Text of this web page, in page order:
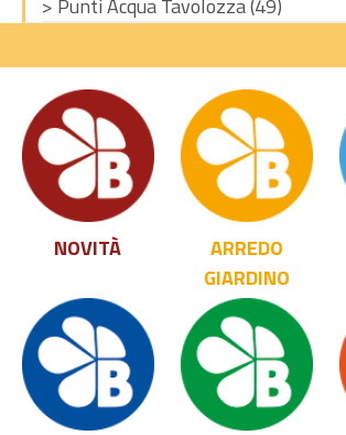
> Punti Acqua Tavolozza (49)
NOVITÀ
ARREDO
GIARDINO